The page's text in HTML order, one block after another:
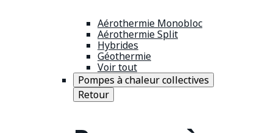
Aérothermie Monobloc
Aérothermie Split
Hybrides
Géothermie
Voir tout
Pompes à chaleur collectives
Retour